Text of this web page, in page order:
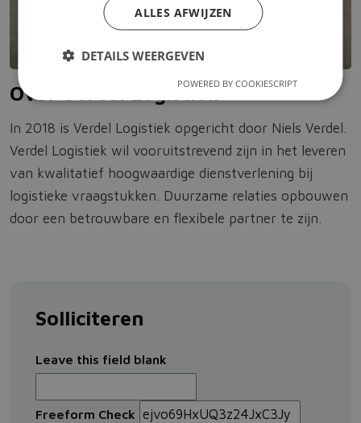
Over Verdel Logistiek
In 2018 is Verdel Logistiek opgericht door Niels Verdel.
Verdel Logistiek wil vooruitstrevend zijn in het leveren
van kwalitatief hoogwaardige dienstverlening bij
logistieke vraagstukken. Duurzame relaties opbouwen
door een betrouwbare en flexibele partner te zijn.
Solliciteren
Leave this field blank
Freeform Check
ALLES AFWIJZEN
DETAILS WEERGEVEN
POWERED BY COOKIESCRIPT